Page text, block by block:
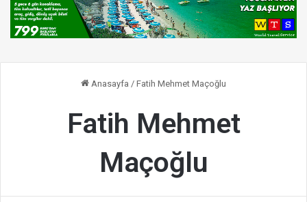
Anasayfa / Fatih Mehmet Maçoğlu
Fatih Mehmet
Maçoğlu